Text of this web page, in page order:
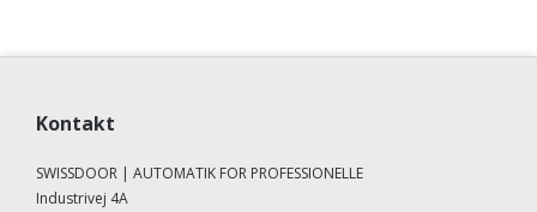
Kontakt
SWISSDOOR | AUTOMATIK FOR PROFESSIONELLE
Industrivej 4A